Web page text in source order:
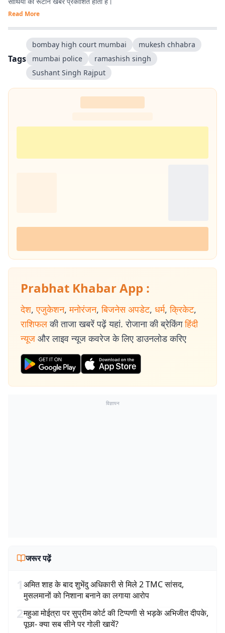
Read More
Tags
bombay high court mumbai
mukesh chhabra
mumbai police
ramashish singh
Sushant Singh Rajput‬
Prabhat Khabar App :
देश, एजुकेशन, मनोरंजन, बिजनेस अपडेट, धर्म, क्रिकेट,
राशिफल की ताजा खबरें पढ़ें यहां. रोजाना की ब्रेकिंग हिंदी
न्यूज और लाइव न्यूज कवरेज के लिए डाउनलोड करिए
विज्ञापन
जरूर पढ़ें
1अमित शाह के बाद शुभेंदु अधिकारी से मिले 2 TMC सांसद,
मुसलमानों को निशाना बनाने का लगाया आरोप
2महुआ मोईत्रा पर सुप्रीम कोर्ट की टिप्पणी से भड़के अभिजीत दीपके,
पूछा- क्या सब सीने पर गोली खायें?